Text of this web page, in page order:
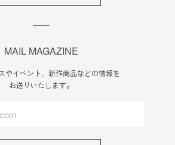
MAIL MAGAZINE
やイベント、新作商品などの情報を
お送りいたします。